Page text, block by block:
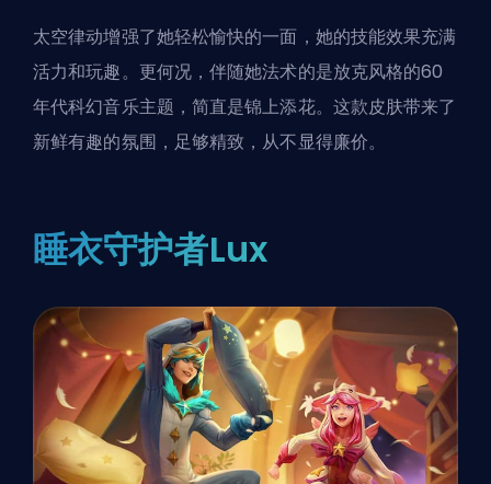
太空律动增强了她轻松愉快的一面，她的技能效果充满
活力和玩趣。更何况，伴随她法术的是放克风格的60
年代科幻音乐主题，简直是锦上添花。这款皮肤带来了
新鲜有趣的氛围，足够精致，从不显得廉价。
睡衣守护者Lux